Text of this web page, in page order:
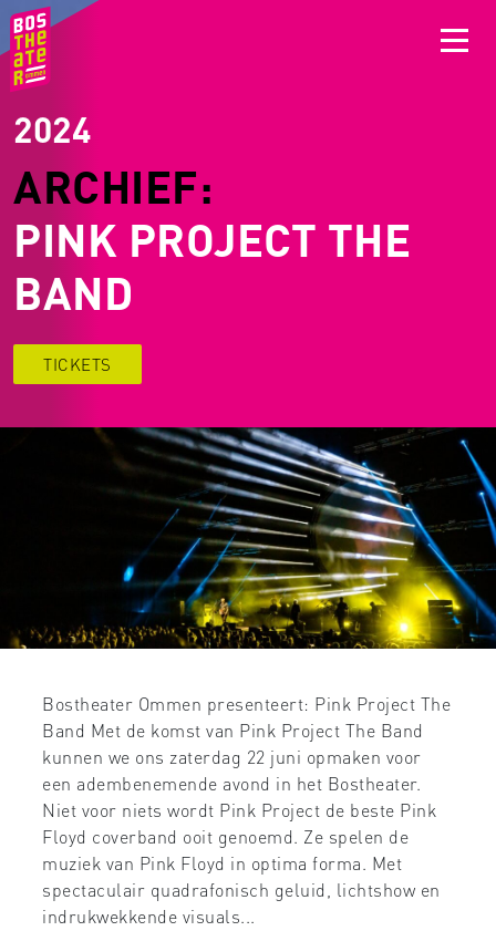
2024
ARCHIEF:
PINK PROJECT THE
BAND
TICKETS
Bostheater Ommen presenteert: Pink Project The
Band Met de komst van Pink Project The Band
kunnen we ons zaterdag 22 juni opmaken voor
een adembenemende avond in het Bostheater.
Niet voor niets wordt Pink Project de beste Pink
Floyd coverband ooit genoemd. Ze spelen de
muziek van Pink Floyd in optima forma. Met
spectaculair quadrafonisch geluid, lichtshow en
indrukwekkende visuals...